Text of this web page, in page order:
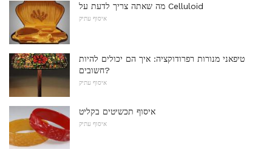
מה שאתה צריך לדעת על Celluloid
איסוף עתיק
טיפאני מנורות רפרודוקציה: איך הם יכולים להיות
חשובים?
איסוף עתיק
איסוף תכשיטים בקליט
איסוף עתיק